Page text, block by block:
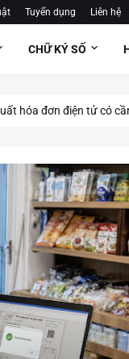
Tuyển dụng Liên hệ
CHỮ KÝ SỐ
hóa đơn điện tử có